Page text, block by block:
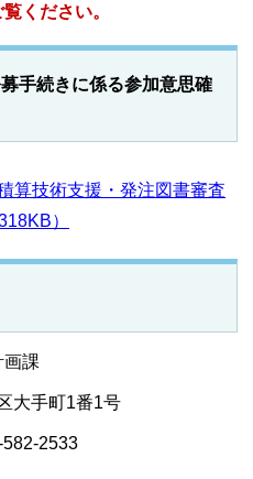
ください。
手続きに係る参加意思確
算技術支援・発注図書審査
）
画課
大手町1番1号
2533